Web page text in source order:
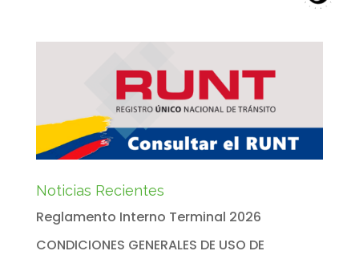
Noticias Recientes
Reglamento Interno Terminal 2026
CONDICIONES GENERALES DE USO DE